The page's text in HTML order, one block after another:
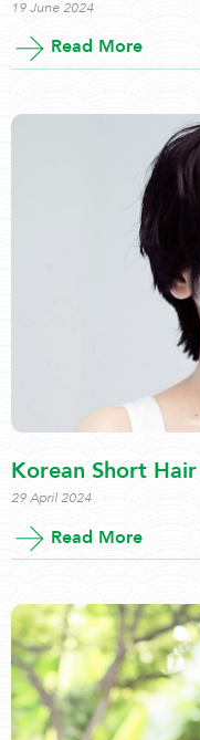
19 June 2024
Read More
Korean Short
29 April 2024
Read More